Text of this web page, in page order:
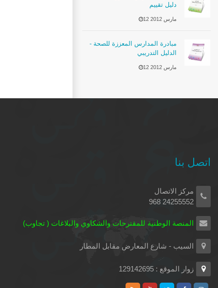
دليل تقييم
12 مارس 2012
مبادرة المدارس المعززة للصحة -
الدليل التدريبي
12 مارس 2012
اتصل بنا
مركز الاتصال
24255552 968
المنصة الوطنية للمقترحات والشكاوي والبلاغات ( تجاوب)
السيب - شارع المعارض مقابل المطار
زوار الموقع : 129142695